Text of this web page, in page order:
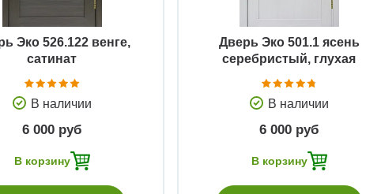
Эко 526.122 венге,
сатинат
В наличии
6 000 руб
В корзину
Дверь Эко 501.1 ясень
серебристый, глухая
В наличии
6 000 руб
В корзину